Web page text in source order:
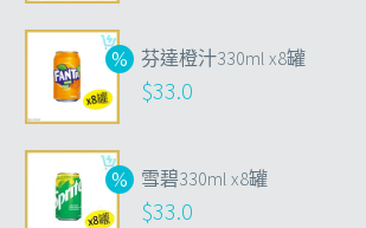
芬達橙汁330ml x8罐
$33.0
雪碧330ml x8罐
$33.0